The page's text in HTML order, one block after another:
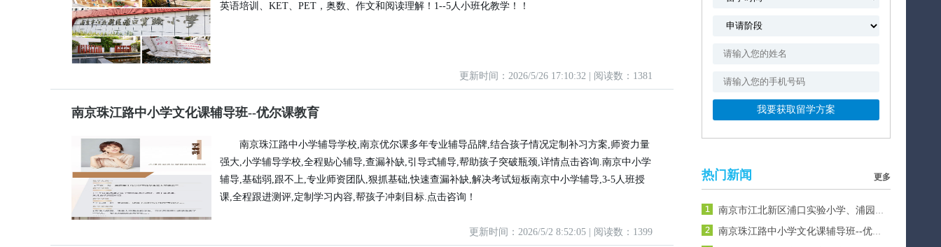
英语培训、KET、PET，奥数、作文和阅读理解！1--5人小班化教学！！
更新时间：2026/5/26 17:10:32 | 阅读数：1381
南京珠江路中小学文化课辅导班--优尔课教育
南京珠江路中小学辅导学校,南京优尔课多年专业辅导品牌,结合孩子情况定制补习方案,师资力量
强大,小学辅导学校,全程贴心辅导,查漏补缺,引导式辅导,帮助孩子突破瓶颈,详情点击咨询.南京中小学
辅导,基础弱,跟不上,专业师资团队,狠抓基础,快速查漏补缺,解决考试短板南京中小学辅导,3-5人班授
课,全程跟进测评,定制学习内容,帮孩子冲刺目标.点击咨询！
更新时间：2026/5/2 8:52:05 | 阅读数：1399
热门新闻 更多
南京市江北新区浦口实验小学、浦园路分校、万江分校、辅导班哪家好？
南京珠江路中小学文化课辅导班--优尔课教育